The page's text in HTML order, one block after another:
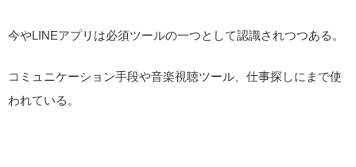
今やLINEアプリは必須ツールの一つとして認識されつつある。
コミュニケーション手段や音楽視聴ツール、仕事探しにまで使
われている。